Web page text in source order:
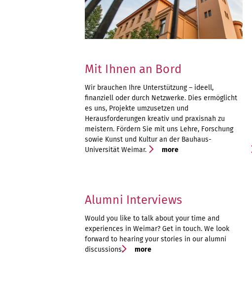
Mit Ihnen an Bord
Wir brauchen Ihre Unterstützung – ideell,
finanziell oder durch Netzwerke. Dies ermöglicht
es uns, Projekte umzusetzen und
Herausforderungen kreativ und praxisnah zu
meistern. Fördern Sie mit uns Lehre, Forschung
sowie Kunst und Kultur an der Bauhaus-
Universität Weimar.
more
Alumni Interviews
Would you like to talk about your time and
experiences in Weimar? Get in touch. We look
forward to hearing your stories in our alumni
discussions.
more